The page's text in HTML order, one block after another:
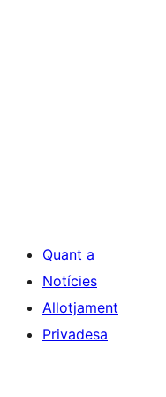
Quant a
Notícies
Allotjament
Privadesa